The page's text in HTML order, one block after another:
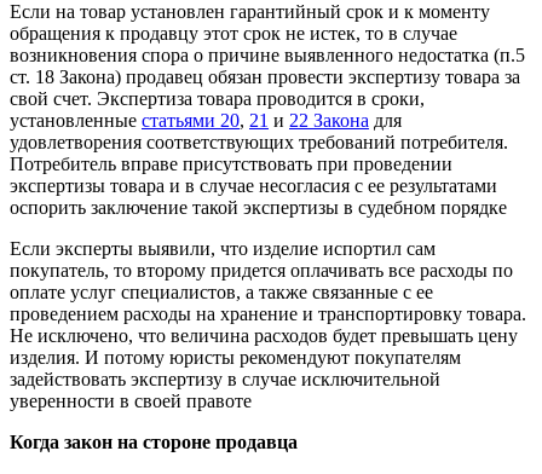
Если на товар установлен гарантийный срок и к моменту
обращения к продавцу этот срок не истек, то в случае
возникновения спора о причине выявленного недостатка (п.5
ст. 18 Закона) продавец обязан провести экспертизу товара за
свой счет. Экспертиза товара проводится в сроки,
установленные статьями 20, 21 и 22 Закона для
удовлетворения соответствующих требований потребителя.
Потребитель вправе присутствовать при проведении
экспертизы товара и в случае несогласия с ее результатами
оспорить заключение такой экспертизы в судебном порядке
Если эксперты выявили, что изделие испортил сам
покупатель, то второму придется оплачивать все расходы по
оплате услуг специалистов, а также связанные с ее
проведением расходы на хранение и транспортировку товара.
Не исключено, что величина расходов будет превышать цену
изделия. И потому юристы рекомендуют покупателям
задействовать экспертизу в случае исключительной
уверенности в своей правоте
Когда закон на стороне продавца